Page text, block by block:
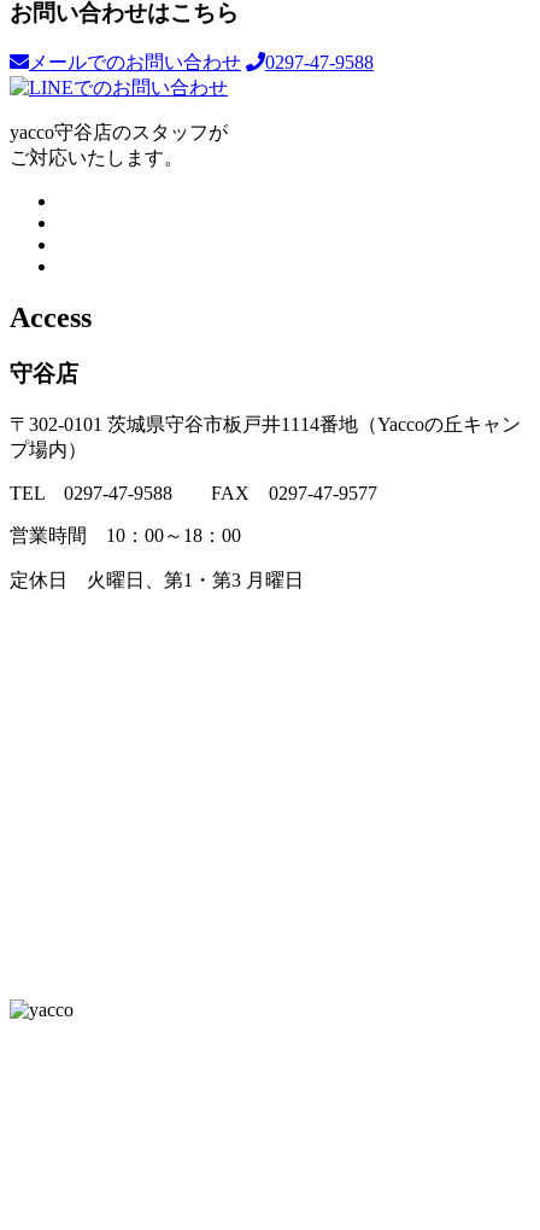
お問い合わせはこちら
メールでのお問い合わせ 0297-47-9588
yacco守谷店のスタッフが
ご対応いたします。
Access
守谷店
〒302-0101 茨城県守谷市板戸井1114番地（Yaccoの丘キャン
プ場内）
TEL 0297-47-9588 FAX 0297-47-9577
営業時間 10：00～18：00
定休日 火曜日、第1・第3 月曜日